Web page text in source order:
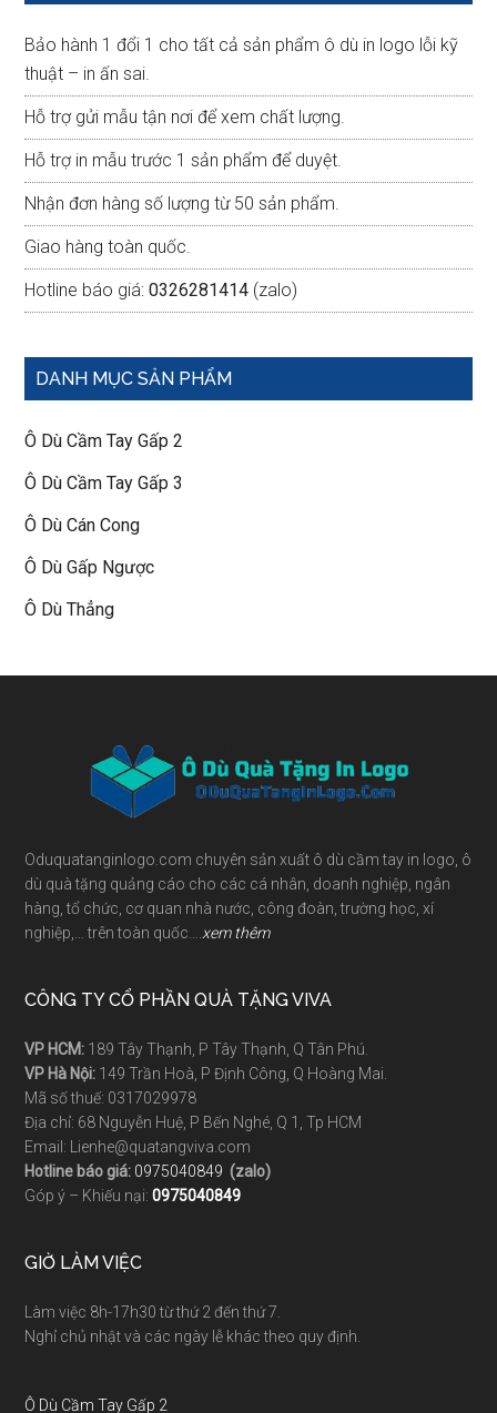
Bảo hành 1 đổi 1 cho tất cả sản phẩm ô dù in logo lỗi kỹ
thuật – in ấn sai.
Hỗ trợ gửi mẫu tận nơi để xem chất lượng.
Hỗ trợ in mẫu trước 1 sản phẩm để duyệt.
Nhận đơn hàng số lượng từ 50 sản phẩm.
Giao hàng toàn quốc.
Hotline báo giá:0326281414 (zalo)
DANH MỤC SẢN PHẨM
Ô Dù Cầm Tay Gấp 2
Ô Dù Cầm Tay Gấp 3
Ô Dù Cán Cong
Ô Dù Gấp Ngược
Ô Dù Thẳng
Footer
Oduquatanginlogo.com chuyên sản xuất ô dù cầm tay in logo, ô
dù quà tặng quảng cáo cho các cá nhân, doanh nghiệp, ngân
hàng, tổ chức, cơ quan nhà nước, công đoàn, trường học, xí
nghiệp,… trên toàn quốc…. xem thêm
CÔNG TY CỔ PHẦN QUÀ TẶNG VIVA
VP HCM: 189 Tây Thạnh, P Tây Thạnh, Q Tân Phú.
VP Hà Nội: 149 Trần Hoà, P Định Công, Q Hoàng Mai.
Mã số thuế: 0317029978
Địa chỉ: 68 Nguyễn Huệ, P Bến Nghé, Q 1, Tp HCM
Email: Lienhe@quatangviva.com
Hotline báo giá: 0975040849 (zalo)
Góp ý – Khiếu nại:0975040849
GIỜ LÀM VIỆC
Làm việc 8h-17h30 từ thứ 2 đến thứ 7.
Nghỉ chủ nhật và các ngày lễ khác theo quy định.
Ô Dù Cầm Tay Gấp 2